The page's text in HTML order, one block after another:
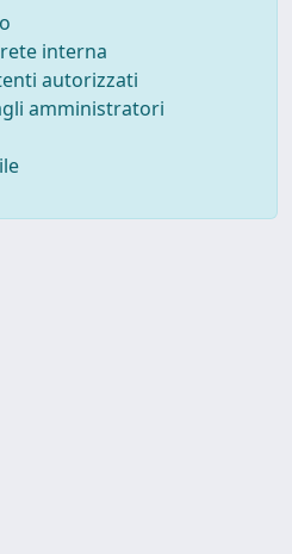
interna
autorizzati
amministratori